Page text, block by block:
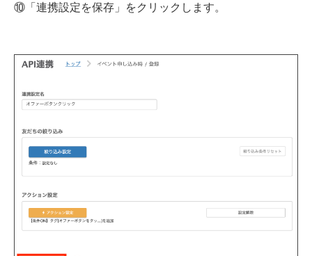
⑩「連携設定を保存」をクリックします。